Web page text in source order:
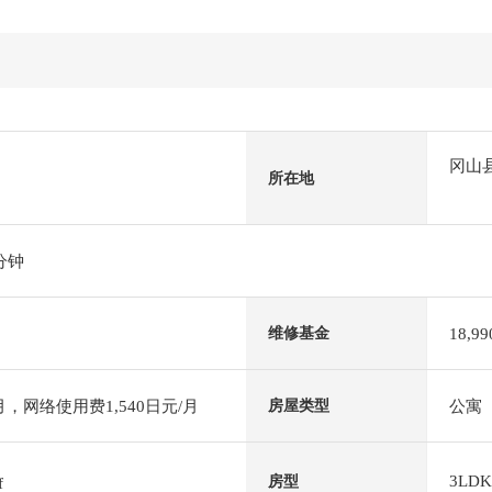
所在地
冈山
钟
维修基金
网络使用费1,540日元/月 房屋类型 公寓
房型 3LDK